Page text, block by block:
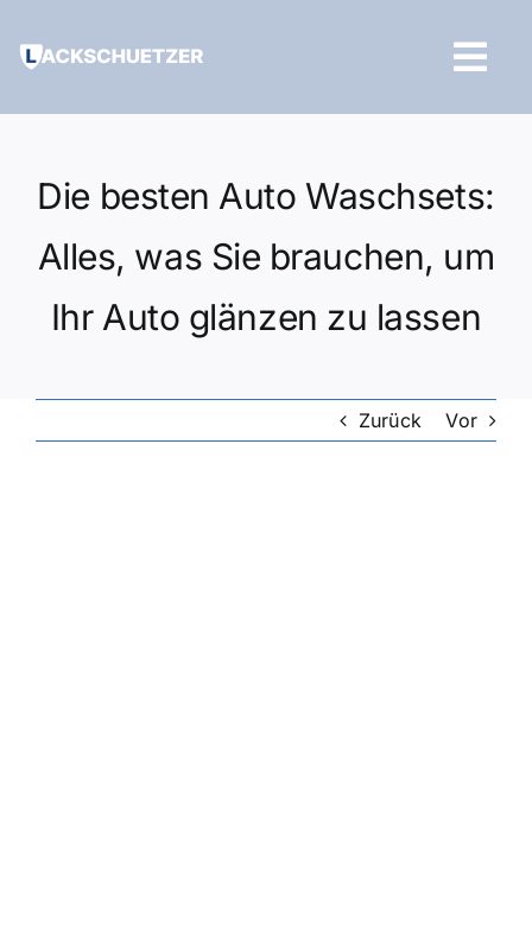
Inhalt
Die besten Auto Waschsets:
Alles, was Sie brauchen, um
Ihr Auto glänzen zu lassen
Zurück Vor